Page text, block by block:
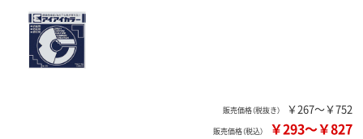
販売価格（税抜き） ￥267～￥752
販売価格（税込） ￥293～￥827